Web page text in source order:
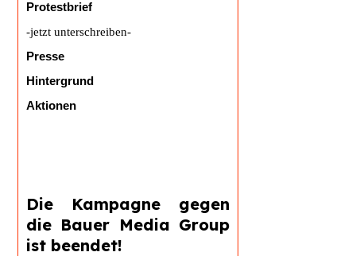
Protestbrief
-jetzt unterschreiben-
Presse
Hintergrund
Aktionen
Die Kampagne gegen
die Bauer Media Group
ist beendet!